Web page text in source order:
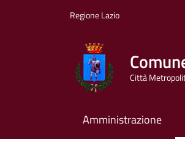
Regione Lazio
Città
Amministrazione